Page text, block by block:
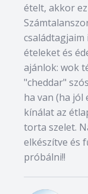
ételt, akkor
családtagjaim
ételeket és
ajánlok: wok
"cheddar"
ha van (ha jól
kínálat az
torta szelet.
elkészítve és
próbálni!!